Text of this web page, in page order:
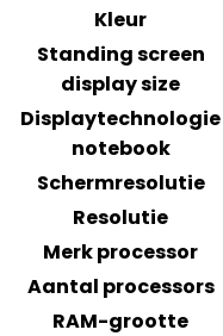
Kleur
Standing screen
display size
Displaytechnologie
notebook
Schermresolutie
Resolutie
Merk processor
Aantal processors
RAM-grootte